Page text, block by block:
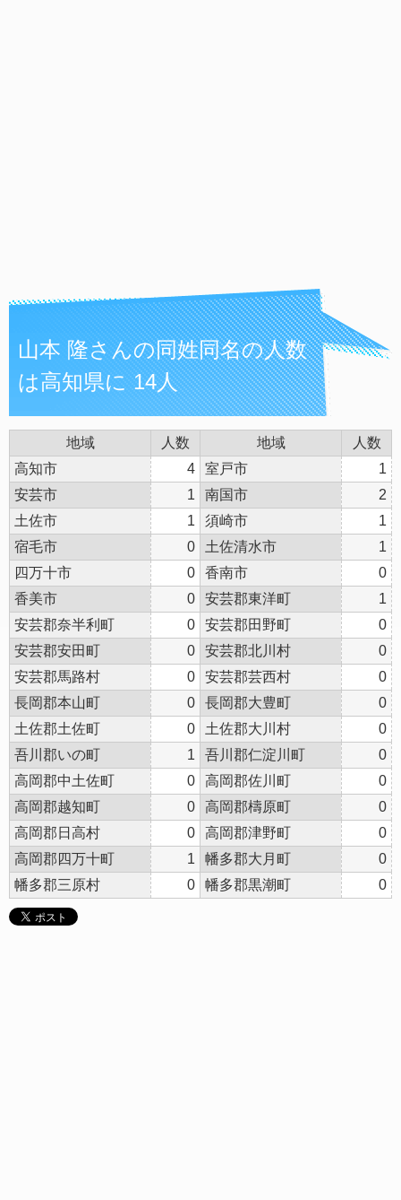
山本 隆さんの同姓同名の人数
は高知県に 14人
地域 人数 地域
人数
高知市
4 室戸市
1
安芸市
1 南国市
2
土佐市
1 須崎市
1
宿毛市
0 土佐清水市
1
四万十市
0 香南市
0
香美市
0 安芸郡東洋町
1
安芸郡奈半利町
0 安芸郡田野町
0
安芸郡安田町
0 安芸郡北川村
0
安芸郡馬路村
0 安芸郡芸西村
0
長岡郡本山町
0 長岡郡大豊町
0
土佐郡土佐町
0 土佐郡大川村
0
吾川郡いの町
1 吾川郡仁淀川町
0
高岡郡中土佐町
0 高岡郡佐川町
0
高岡郡越知町
0 高岡郡檮原町
0
高岡郡日高村
0 高岡郡津野町
0
高岡郡四万十町
1 幡多郡大月町
0
幡多郡三原村
0 幡多郡黒潮町 0